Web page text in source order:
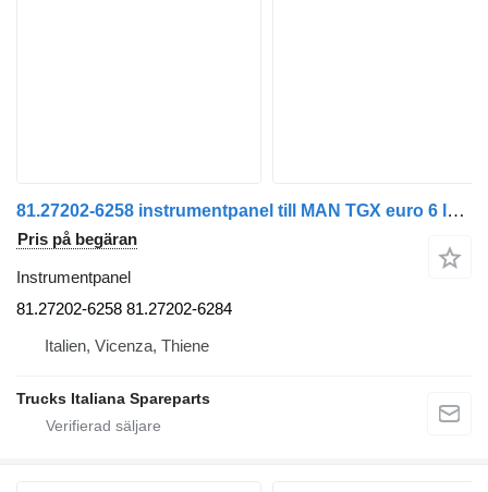
81.27202-6258 instrumentpanel till MAN TGX euro 6 lastbil
Pris på begäran
Instrumentpanel
81.27202-6258 81.27202-6284
Italien, Vicenza, Thiene
Trucks Italiana Spareparts